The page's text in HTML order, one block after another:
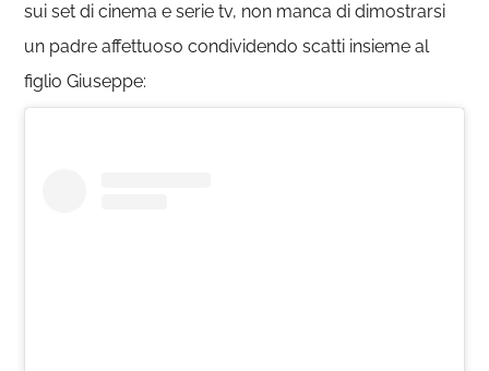
sui set di cinema e serie tv, non manca di dimostrarsi
un padre affettuoso condividendo scatti insieme al
figlio Giuseppe: